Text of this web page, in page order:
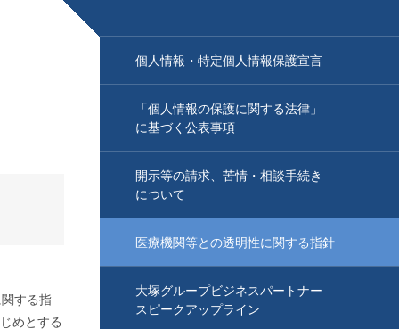
する指
めとする
個人情報・特定個人情報保護宣言
「個人情報の保護に関する法律」
に基づく公表事項
開示等の請求、苦情・相談手続き
について
医療機関等との透明性に関する指針
大塚グループビジネスパートナー
スピークアップライン